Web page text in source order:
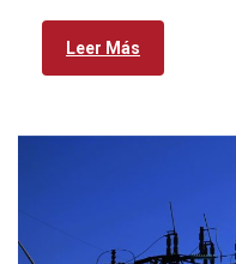
Leer Más